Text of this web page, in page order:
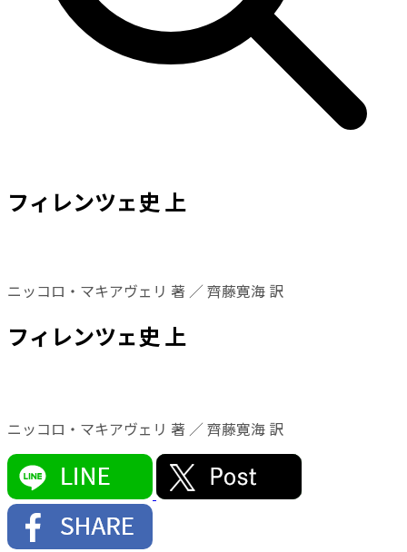
フィレンツェ史 上
ニッコロ・マキアヴェリ 著 ／ 齊藤寛海 訳
フィレンツェ史 上
ニッコロ・マキアヴェリ 著 ／ 齊藤寛海 訳